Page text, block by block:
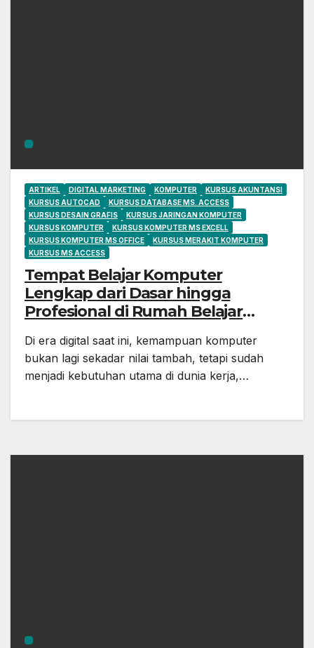
ARTIKEL DIGITAL MARKETING KOMPUTER
KURSUS AKUNTANSI
KURSUS AUTOCAD
KURSUS DATABASE MS. ACCESS
KURSUS DESAIN GRAFIS
KURSUS JARINGAN KOMPUTER
KURSUS KOMPUTER
KURSUS KOMPUTER MS EXCELL
KURSUS KOMPUTER MS OFFICE
KURSUS MERAKIT KOMPUTER
KURSUS MS ACCESS
Tempat Belajar Komputer
Lengkap dari Dasar hingga
Profesional di Rumah Belajar
Di era digital saat ini, kemampuan komputer
bukan lagi sekadar nilai tambah, tetapi sudah
menjadi kebutuhan utama di dunia kerja,…